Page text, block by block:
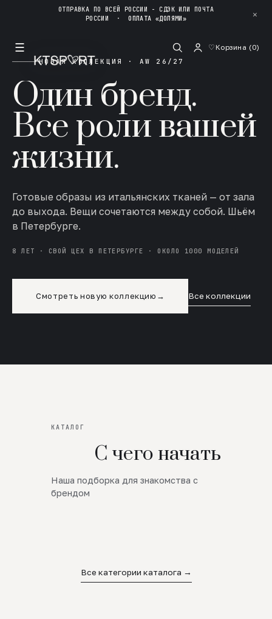
ОТПРАВКА ПО ВСЕЙ РОССИИ - СДЭК ИЛИ ПОЧТА
РОССИИ ·ОПЛАТА «ДОЛЯМИ» ✕
☰ ♡Корзина (0)
НОВАЯ КОЛЛЕКЦИЯ · AW 26/27
Один бренд.
Все роли вашей
жизни.
Готовые образы из итальянских тканей — от зала
до выхода. Вещи сочетаются между собой. Шьём
в Петербурге.
8 ЛЕТ · СВОЙ ЦЕХ В ПЕТЕРБУРГЕ · ОКОЛО 1000 МОДЕЛЕЙ
Смотреть новую коллекцию → Все коллекции
КАТАЛОГ
С чего начать
Наша подборка для знакомства с
брендом
Новинки
SALE
Все категории каталога →